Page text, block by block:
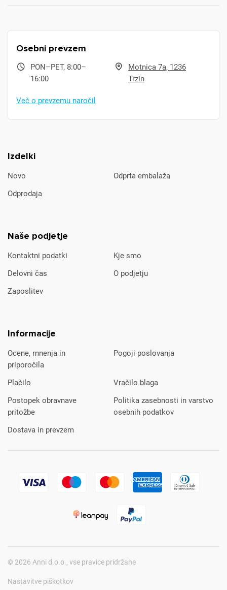
Izdelki
Novo
Odprta embalaža
Odprodaja
Naše podjetje
Kontaktni podatki
Kje smo
Delovni čas
O podjetju
Zaposlitev
Informacije
Ocene, mnenja in
priporočila
Pogoji poslovanja
Plačilo
Vračilo blaga
Postopek obravnave
pritožbe
Politika zasebnosti in varstvo
osebnih podatkov
Dostava in prevzem
Osebni prevzem
PON–PET, 8:00–
16:00
Motnica 7a, 1236
Trzin
Več o prevzemu naročil
© 2026 Anni d.o.o., vse pravice pridržane
Nastavitve piškotkov